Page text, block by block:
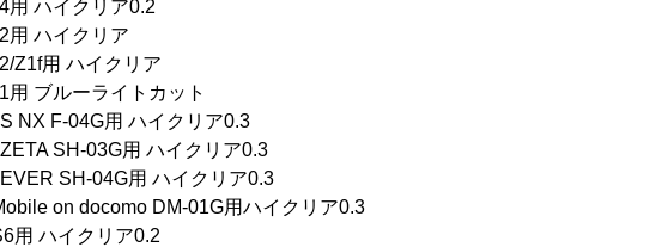
用 ハイクリア0.2
用 ハイクリア
Z1f用 ハイクリア
用 ブルーライトカット
NX F-04G用 ハイクリア0.3
SH-03G用 ハイクリア0.3
SH-04G用 ハイクリア0.3
on docomo DM-01G用ハイクリア0.3
用 ハイクリア0.2